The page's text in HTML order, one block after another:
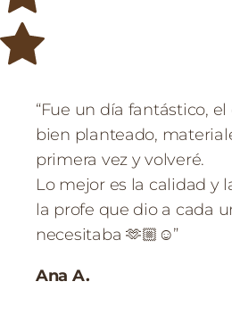
“Fue un día fantástico,
bien planteado,
primera vez y volveré.
Lo mejor es la calidad y
la profe que dio a cada
necesitaba 🫶🏼☺️”
Ana A.